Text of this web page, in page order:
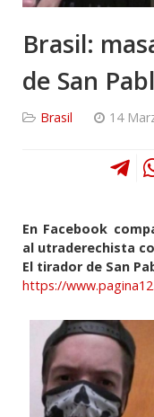
Brasil:
de San
Brasil 14
En Facebook
al utraderechista
El tirador de San
https://